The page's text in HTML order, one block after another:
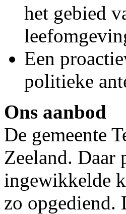
het gebied
Een
politieke
Ons aanbod
De gemeente
Zeeland. Daar
ingewikkelde
zo opgediend.